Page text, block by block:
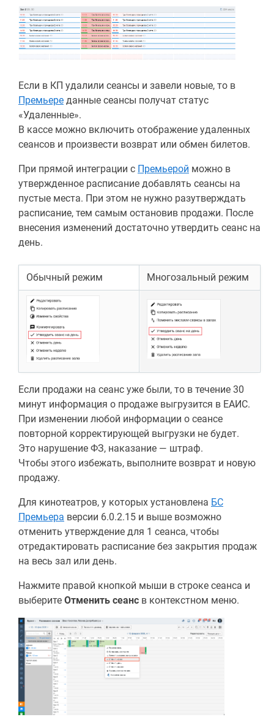
Если в КП удалили сеансы и завели новые, то в
Премьере данные сеансы получат статус
«Удаленные».
В кассе можно включить отображение удаленных
сеансов и произвести возврат или обмен билетов.
При прямой интеграции с Премьерой можно в
утвержденное расписание добавлять сеансы на
пустые места. При этом не нужно разутверждать
расписание, тем самым остановив продажи. После
внесения изменений достаточно утвердить сеанс на
день.
Обычный режим Многозальный режим
Если продажи на сеанс уже были, то в течение 30
минут информация о продаже выгрузится в ЕАИС.
При изменении любой информации о сеансе
повторной корректирующей выгрузки не будет.
Это нарушение ФЗ, наказание — штраф.
Чтобы этого избежать, выполните возврат и новую
продажу.
Для кинотеатров, у которых установлена БС
Премьера версии 6.0.2.15 и выше возможно
отменить утверждение для 1 сеанса, чтобы
отредактировать расписание без закрытия продаж
на весь зал или день.
Нажмите правой кнопкой мыши в строке сеанса и
выберите Отменить сеанс в контекстном меню.